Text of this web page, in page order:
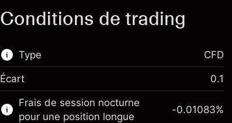
Conditions de trading
Type
Ce marché financier est disponible pour le
trading de CFD.
CFD
Écart 0.1
Frais de session nocturne
pour une position longue
-0.01083%